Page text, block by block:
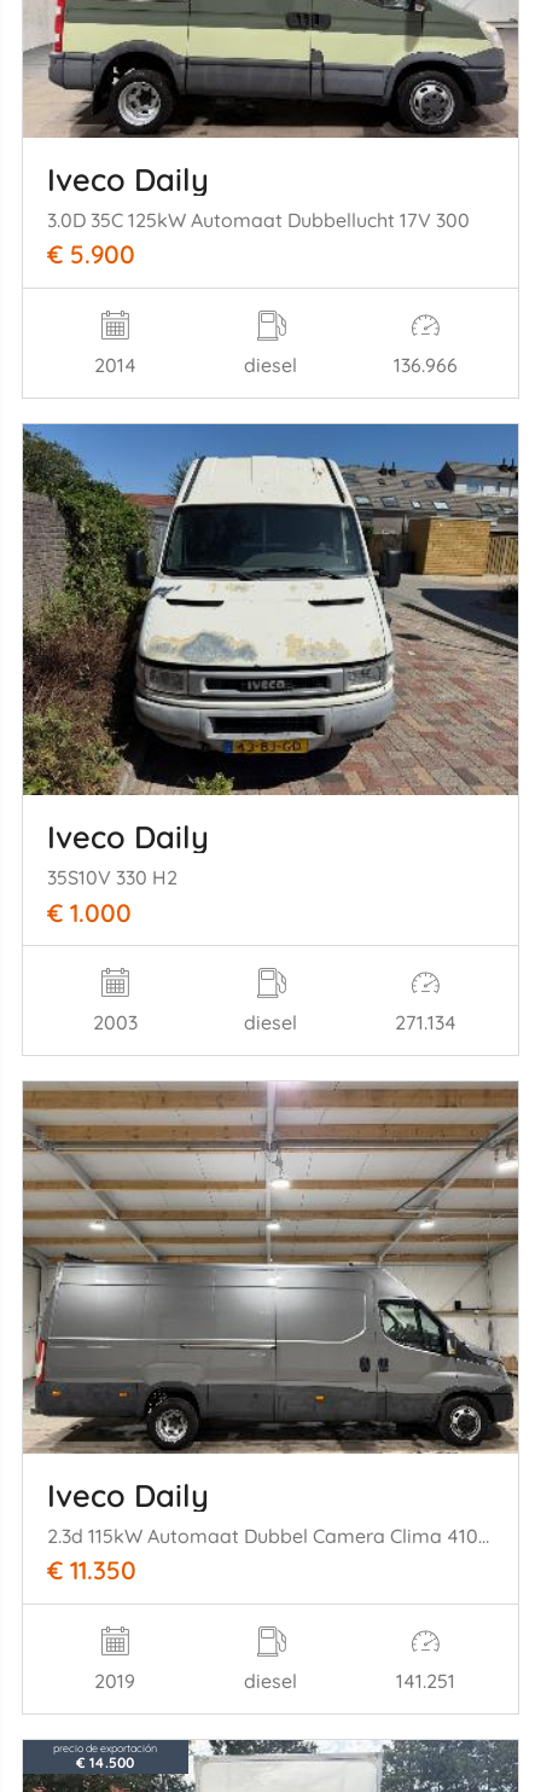
Iveco Daily
3.0D 35C 125kW Automaat Dubbellucht 17V 300
€ 5.900
2014 diesel 136.966
Iveco Daily
35S10V 330 H2
€ 1.000
2003 diesel 271.134
Iveco Daily
2.3d 115kW Automaat Dubbel Camera Clima 410H2
€ 11.350
2019 diesel 141.251
precio de exportación
€ 14.500